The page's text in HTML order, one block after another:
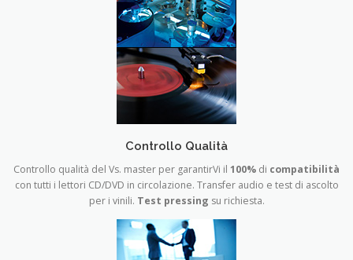
Controllo Qualità
Controllo qualità del Vs. master per garantirVi il 100% di compatibilità
con tutti i lettori CD/DVD in circolazione. Transfer audio e test di ascolto
per i vinili. Test pressing su richiesta.